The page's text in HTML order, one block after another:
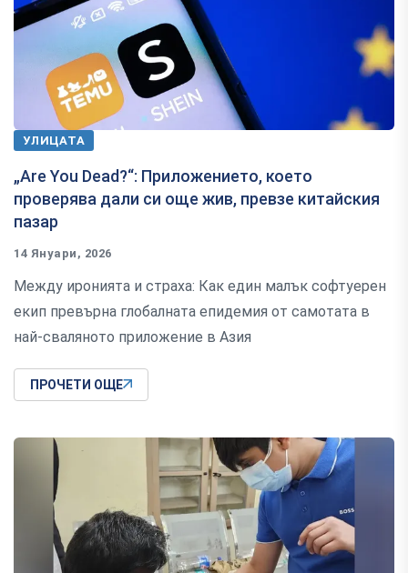
УЛИЦАТА
„Are You Dead?“: Приложението, което
проверява дали си още жив, превзе китайския
пазар
14 Януари, 2026
Между иронията и страха: Как един малък софтуерен
екип превърна глобалната епидемия от самотата в
най-сваляното приложение в Азия
ПРОЧЕТИ ОЩЕ